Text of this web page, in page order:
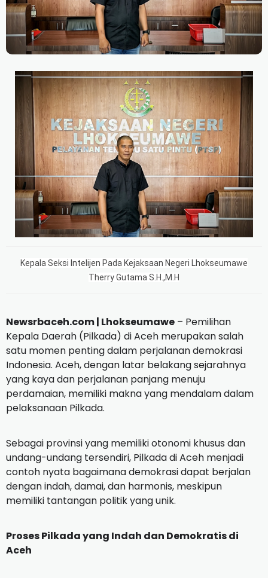
Kepala Seksi Intelijen Pada Kejaksaan Negeri Lhokseumawe
Therry Gutama S.H.,M.H
Newsrbaceh.com | Lhokseumawe – Pemilihan
Kepala Daerah (Pilkada) di Aceh merupakan salah
satu momen penting dalam perjalanan demokrasi
Indonesia. Aceh, dengan latar belakang sejarahnya
yang kaya dan perjalanan panjang menuju
perdamaian, memiliki makna yang mendalam dalam
pelaksanaan Pilkada.
Sebagai provinsi yang memiliki otonomi khusus dan
undang-undang tersendiri, Pilkada di Aceh menjadi
contoh nyata bagaimana demokrasi dapat berjalan
dengan indah, damai, dan harmonis, meskipun
memiliki tantangan politik yang unik.
Proses Pilkada yang Indah dan Demokratis di
Aceh